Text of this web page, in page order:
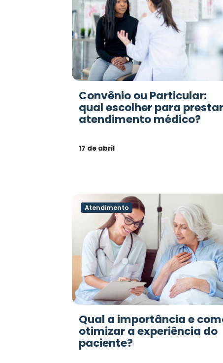
Convênio ou Particular:
qual escolher para prestar
atendimento médico?
17 de abril
Atendimento
Qual a importância e
otimizar a experiência do
paciente?